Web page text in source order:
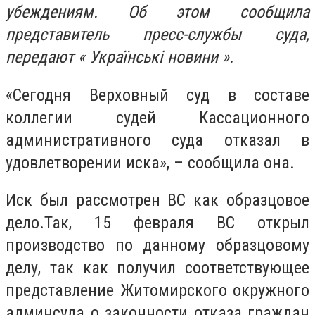
убеждениям. Об этом сообщила
представитель пресс-службы суда,
передают « Українські новини ».
«Сегодня Верховный суд в составе
коллегии судей Кассационного
административного суда отказал в
удовлетворении иска», – сообщила она.
Иск был рассмотрен ВС как образцовое
дело.Так, 15 февраля ВС открыл
производство по данному образцовому
делу, так как получил соответствующее
представление Житомирского окружного